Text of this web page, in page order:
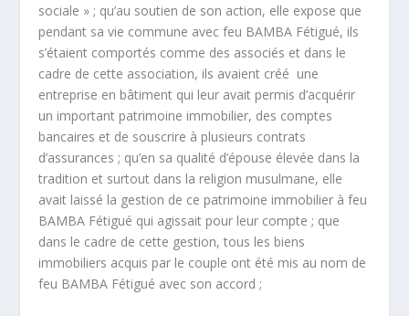
sociale » ; qu’au soutien de son action, elle expose que
pendant sa vie commune avec feu BAMBA Fétigué, ils
s’étaient comportés comme des associés et dans le
cadre de cette association, ils avaient créé une
entreprise en bâtiment qui leur avait permis d’acquérir
un important patrimoine immobilier, des comptes
bancaires et de souscrire à plusieurs contrats
d’assurances ; qu’en sa qualité d’épouse élevée dans la
tradition et surtout dans la religion musulmane, elle
avait laissé la gestion de ce patrimoine immobilier à feu
BAMBA Fétigué qui agissait pour leur compte ; que
dans le cadre de cette gestion, tous les biens
immobiliers acquis par le couple ont été mis au nom de
feu BAMBA Fétigué avec son accord ;